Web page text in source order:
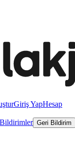
Giriş YapHesap
Bildirimler Geri Bildirim